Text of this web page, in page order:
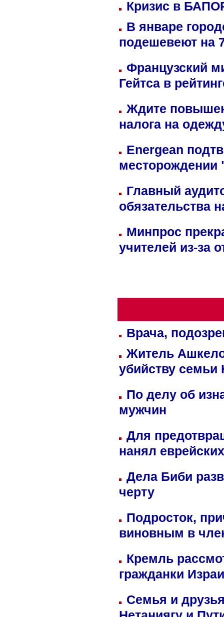
Кризис в
В январе
подешевеют на
Французский
Гейтса в
Ждите
налога на
Energean
Главный
обязательства
Минпрос
учителей из-за
Врача,
Житель
убийству семьи
По делу об
мужчин
Для
нанял
Дела Биби
черту
Подросток,
виновным в
Кремль
гражданки
Семья и